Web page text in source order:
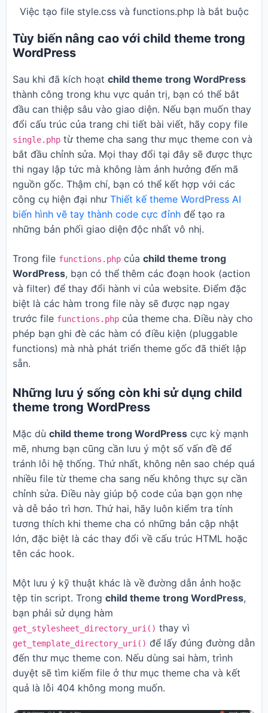
Việc tạo file style.css và functions.php là bắt buộc
Tùy biến nâng cao với child theme trong
WordPress
Sau khi đã kích hoạt child theme trong WordPress
thành công trong khu vực quản trị, bạn có thể bắt
đầu can thiệp sâu vào giao diện. Nếu bạn muốn thay
đổi cấu trúc của trang chi tiết bài viết, hãy copy file
single.php từ theme cha sang thư mục theme con và
bắt đầu chỉnh sửa. Mọi thay đổi tại đây sẽ được thực
thi ngay lập tức mà không làm ảnh hưởng đến mã
nguồn gốc. Thậm chí, bạn có thể kết hợp với các
công cụ hiện đại như Thiết kế theme WordPress AI
biến hình vẽ tay thành code cực đỉnh để tạo ra
những bản phối giao diện độc nhất vô nhị.
Trong file functions.php của child theme trong
WordPress, bạn có thể thêm các đoạn hook (action
và filter) để thay đổi hành vi của website. Điểm đặc
biệt là các hàm trong file này sẽ được nạp ngay
trước file functions.php của theme cha. Điều này cho
phép bạn ghi đè các hàm có điều kiện (pluggable
functions) mà nhà phát triển theme gốc đã thiết lập
sẵn.
Những lưu ý sống còn khi sử dụng child
theme trong WordPress
Mặc dù child theme trong WordPress cực kỳ mạnh
mẽ, nhưng bạn cũng cần lưu ý một số vấn đề để
tránh lỗi hệ thống. Thứ nhất, không nên sao chép quá
nhiều file từ theme cha sang nếu không thực sự cần
chỉnh sửa. Điều này giúp bộ code của bạn gọn nhẹ
và dễ bảo trì hơn. Thứ hai, hãy luôn kiểm tra tính
tương thích khi theme cha có những bản cập nhật
lớn, đặc biệt là các thay đổi về cấu trúc HTML hoặc
tên các hook.
Một lưu ý kỹ thuật khác là về đường dẫn ảnh hoặc
tệp tin script. Trong child theme trong WordPress,
bạn phải sử dụng hàm
get_stylesheet_directory_uri() thay vì
get_template_directory_uri() để lấy đúng đường dẫn
đến thư mục theme con. Nếu dùng sai hàm, trình
duyệt sẽ tìm kiếm file ở thư mục theme cha và kết
quả là lỗi 404 không mong muốn.